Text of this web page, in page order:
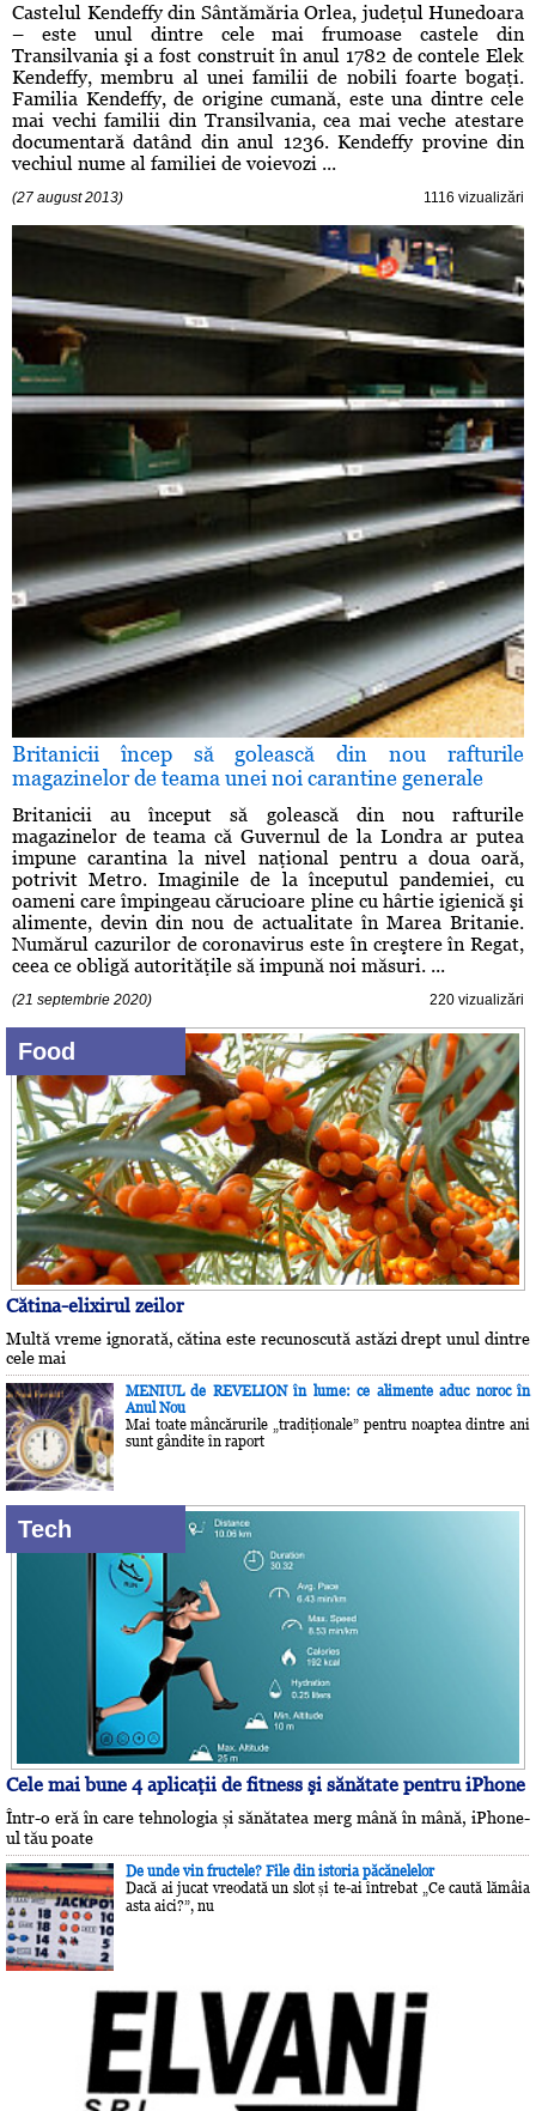
Castelul Kendeffy din Sântămăria Orlea, judeţul Hunedoara
– este unul dintre cele mai frumoase castele din
Transilvania şi a fost construit în anul 1782 de contele Elek
Kendeffy, membru al unei familii de nobili foarte bogaţi.
Familia Kendeffy, de origine cumană, este una dintre cele
mai vechi familii din Transilvania, cea mai veche atestare
documentară datând din anul 1236. Kendeffy provine din
vechiul nume al familiei de voievozi ...
(27 august 2013) 1116 vizualizări
Britanicii încep să golească din nou rafturile
magazinelor de teama unei noi carantine generale
Britanicii au început să golească din nou rafturile
magazinelor de teama că Guvernul de la Londra ar putea
impune carantina la nivel naţional pentru a doua oară,
potrivit Metro. Imaginile de la începutul pandemiei, cu
oameni care împingeau cărucioare pline cu hârtie igienică şi
alimente, devin din nou de actualitate în Marea Britanie.
Numărul cazurilor de coronavirus este în creştere în Regat,
ceea ce obligă autorităţile să impună noi măsuri. ...
(21 septembrie 2020) 220 vizualizări
Food
Cătina-elixirul zeilor
Multă vreme ignorată, cătina este recunoscută astăzi drept unul dintre
cele mai
MENIUL de REVELION în lume: ce alimente aduc noroc în
Anul Nou
Mai toate mâncărurile „tradiţionale” pentru noaptea dintre ani
sunt gândite în raport
Tech
Cele mai bune 4 aplicaţii de fitness şi sănătate pentru iPhone
Într-o eră în care tehnologia și sănătatea merg mână în mână, iPhone-
ul tău poate
De unde vin fructele? File din istoria păcănelelor
Dacă ai jucat vreodată un slot și te-ai întrebat „Ce caută lămâia
asta aici?”, nu